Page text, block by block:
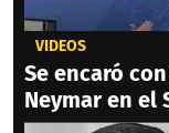
VIDEOS
Se encaró
Neymar en el